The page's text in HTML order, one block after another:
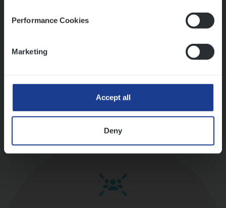
Performance Cookies
Marketing
Accept all
Deny
humor
werk
Ons sollicitatieproces